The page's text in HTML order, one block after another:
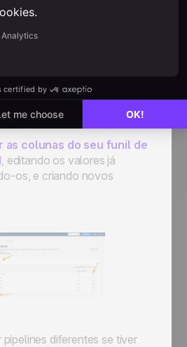
o seu pipeline tem os
sua equipe seguir. Isto é
fase correta e
o seu progresso.
as colunas do seu funil de
, editando os valores já
os, e criando novos
diferentes se tiver